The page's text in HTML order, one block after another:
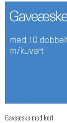
Gaveæske med kort